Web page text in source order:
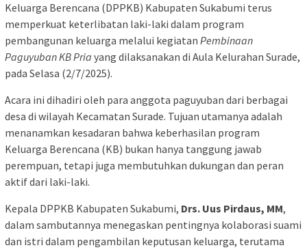
Keluarga Berencana (DPPKB) Kabupaten Sukabumi terus
memperkuat keterlibatan laki-laki dalam program
pembangunan keluarga melalui kegiatan Pembinaan
Paguyuban KB Pria yang dilaksanakan di Aula Kelurahan Surade,
pada Selasa (2/7/2025).
Acara ini dihadiri oleh para anggota paguyuban dari berbagai
desa di wilayah Kecamatan Surade. Tujuan utamanya adalah
menanamkan kesadaran bahwa keberhasilan program
Keluarga Berencana (KB) bukan hanya tanggung jawab
perempuan, tetapi juga membutuhkan dukungan dan peran
aktif dari laki-laki.
Kepala DPPKB Kabupaten Sukabumi, Drs. Uus Pirdaus, MM,
dalam sambutannya menegaskan pentingnya kolaborasi suami
dan istri dalam pengambilan keputusan keluarga, terutama